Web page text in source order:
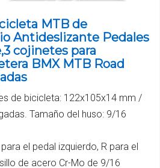
MTB de
Antideslizante Pedales
cojinetes para
BMX MTB Road
de bicicleta: 122x105x14 mm /
Tamaño del huso: 9/16
el pedal izquierdo, R para el
de acero Cr-Mo de 9/16